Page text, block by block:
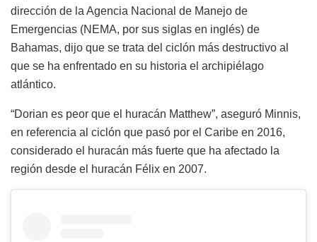
dirección de la Agencia Nacional de Manejo de
Emergencias (NEMA, por sus siglas en inglés) de
Bahamas, dijo que se trata del ciclón más destructivo al
que se ha enfrentado en su historia el archipiélago
atlántico.
“Dorian es peor que el huracán Matthew”, aseguró Minnis,
en referencia al ciclón que pasó por el Caribe en 2016,
considerado el huracán más fuerte que ha afectado la
región desde el huracán Félix en 2007.